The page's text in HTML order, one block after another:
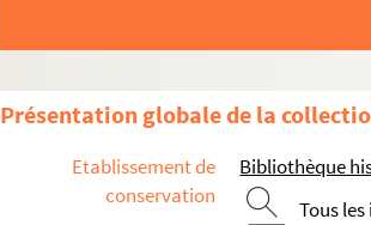
Présentation globale de la
Etablissement de
conservation
Bibliothèque
Tous
Roméo et Juliette (1964 ;
Macbeth (1964 ; Chabrol)